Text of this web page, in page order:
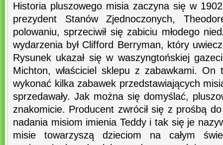
Historia pluszowego misia zaczyna się w
prezydent Stanów Zjednoczonych,
polowaniu, sprzeciwił się zabiciu młodego
wydarzenia był Clifford Berryman, który
Rysunek ukazał się w waszyngtońskiej
Michton, właściciel sklepu z zabawkami. On
wykonać kilka zabawek przedstawiających
sprzedawały. Jak można się domyślać,
znakomicie. Producent zwrócił się z prośbą
nadania misiom imienia Teddy i tak się je
misie towarzyszą dzieciom na całym